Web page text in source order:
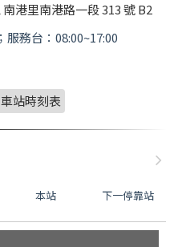
港里南港路一段 313 號 B2
服務台：08:00~17:00
車站時刻表
本站 下一停靠站